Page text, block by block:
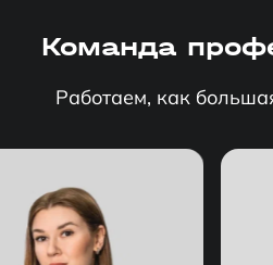
Команда
Работаем, как